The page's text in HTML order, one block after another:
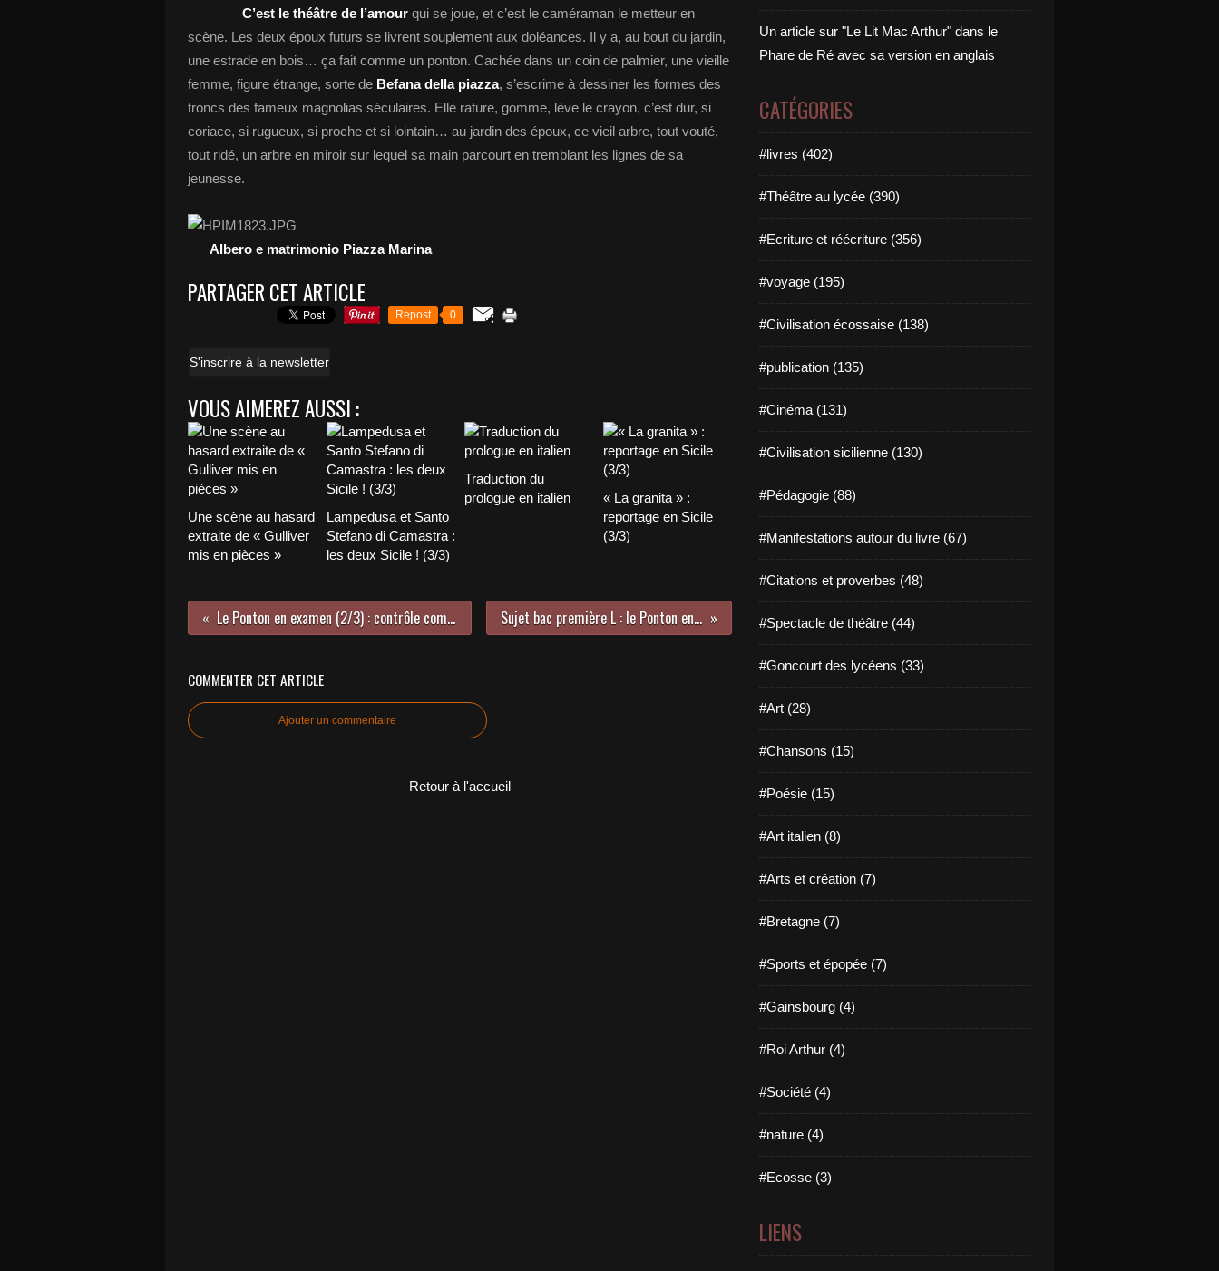
C’est le théâtre de l’amour qui se joue, et c’est le caméraman le metteur en
scène. Les deux époux futurs se livrent souplement aux doléances. Il y a, au bout du jardin,
une estrade en bois… ça fait comme un ponton. Cachée dans un coin de palmier, une vieille
femme, figure étrange, sorte de Befana della piazza, s’escrime à dessiner les formes des
troncs des fameux magnolias séculaires. Elle rature, gomme, lève le crayon, c’est dur, si
coriace, si rugueux, si proche et si lointain… au jardin des époux, ce vieil arbre, tout vouté,
tout ridé, un arbre en miroir sur lequel sa main parcourt en tremblant les lignes de sa
jeunesse.
Albero e matrimonio Piazza Marina
PARTAGER CET ARTICLE
Repost 0
S'inscrire à la newsletter
VOUS AIMEREZ AUSSI :
Une scène au hasard
extraite de « Gulliver
mis en pièces »
Lampedusa et Santo
Stefano di Camastra :
les deux Sicile ! (3/3)
Traduction du
prologue en italien
« La granita » :
reportage en Sicile
(3/3)
Le Ponton en examen (2/3) : contrôle commun de seconde Sujet bac première L : le Ponton en examen (3/3)
COMMENTER CET ARTICLE
Ajouter un commentaire
Retour à l'accueil
Un article sur "Le Lit Mac Arthur" dans le
Phare de Ré avec sa version en anglais
CATÉGORIES
#livres (402)
#Théâtre au lycée (390)
#Ecriture et réécriture (356)
#voyage (195)
#Civilisation écossaise (138)
#publication (135)
#Cinéma (131)
#Civilisation sicilienne (130)
#Pédagogie (88)
#Manifestations autour du livre (67)
#Citations et proverbes (48)
#Spectacle de théâtre (44)
#Goncourt des lycéens (33)
#Art (28)
#Chansons (15)
#Poésie (15)
#Art italien (8)
#Arts et création (7)
#Bretagne (7)
#Sports et épopée (7)
#Gainsbourg (4)
#Roi Arthur (4)
#Société (4)
#nature (4)
#Ecosse (3)
LIENS